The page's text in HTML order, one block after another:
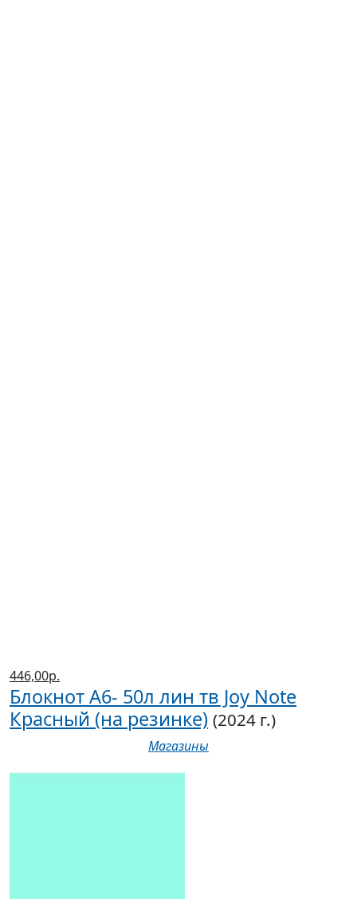
446,00р.
Блокнот А6- 50л лин тв Joy Note
Красный (на резинке) (2024 г.)
Магазины